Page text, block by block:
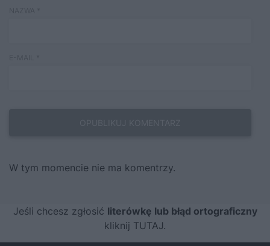
W tym momencie nie ma komentrzy.
Jeśli chcesz zgłosić literówkę lub błąd ortograficzny
kliknij TUTAJ.